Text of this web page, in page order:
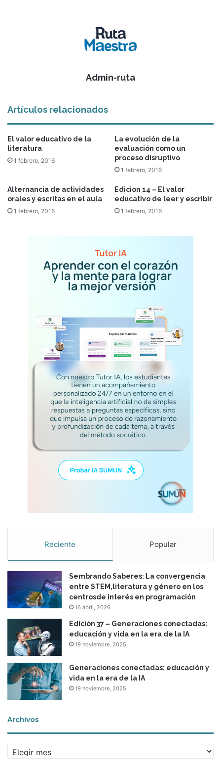
Admin-ruta
Artículos relacionados
El valor educativo de la
literatura
1 febrero, 2016
La evolución de la
evaluación como un
proceso disruptivo
1 febrero, 2016
Alternancia de actividades
orales y escritas en el aula
1 febrero, 2016
Edicion 14 – El valor
educativo de leer y escribir
1 febrero, 2016
Reciente Popular
Sembrando Saberes: La convergencia
entre STEM,literatura y género en los
centrosde interés en programación
16 abril, 2026
Edición 37 – Generaciones conectadas:
educación y vida en la era de la IA
19 noviembre, 2025
Generaciones conectadas: educación y
vida en la era de la IA
19 noviembre, 2025
Archivos
r